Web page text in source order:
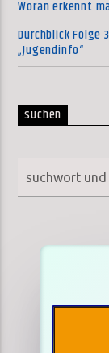
Woran erkennt
Durchblick Folge
„Jugendinfo“
suchen